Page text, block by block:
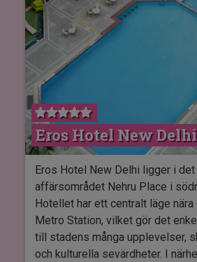
hotellets swimmingpool.
Ranthambhore Heritage Haveli
som serverar både traditionella
internationella klassiker. Köket
lokala råvaror, och du kan njuta
de mysiga omgivningarna
den utomhusgården.
Rummen på Ranthambhore
rymliga och elegant inredda i
stil med moderna faciliteter.
med antingen dubbelsäng eller
och är utrustade med
värdeskåp och TV.
Eros Hotel New Delhi
Eros Hotel New Delhi ligger i
affärsområdet Nehru Place i
Hotellet har ett centralt läge nära
Metro Station, vilket gör det
till stadens många upplevelser,
och kulturella sevärdheter. I